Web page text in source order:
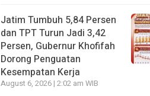
Jatim Tumbuh 5,84 Persen
dan TPT Turun Jadi 3,42
Persen, Gubernur Khofifah
Dorong Penguatan
Kesempatan Kerja
August 6, 2026 | 2:02 am WIB